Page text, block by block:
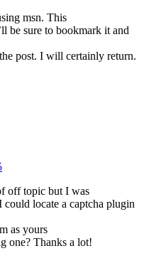
msn. This
be sure to bookmark it and
post. I will certainly return.
off topic but I was
locate a captcha plugin
as yours
one? Thanks a lot!